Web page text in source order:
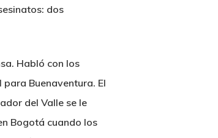
dos
Habló con los
Buenaventura. El
del Valle se le
Bogotá cuando los